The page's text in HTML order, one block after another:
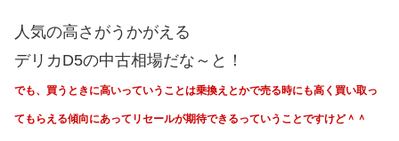
人気の高さがうかがえる
デリカD5の中古相場だな～と！
でも、買うときに高いっていうことは乗換えとかで売る時にも高く買い取っ
てもらえる傾向にあってリセールが期待できるっていうことですけど＾＾